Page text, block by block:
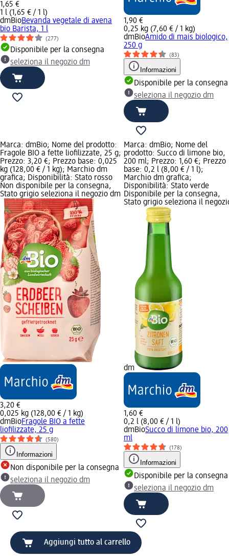
1,65 €
1 l (1,65 € / 1 l)
dmBioBevanda vegetale di avena
bio Barista, 1 l
(277)
Disponibile per la consegna
seleziona il negozio dm
1,90 €
0,25 kg (7,60 € / 1 kg)
dmBioAmido di mais biologico,
250 g
(83)
Informazioni
Disponibile per la consegna
seleziona il negozio dm
Marca: dmBio; Nome del prodotto:
Fragole BIO a fette liofilizzate, 25 g;
Prezzo: 3,20 €; Prezzo base: 0,025
kg (128,00 € / 1 kg); Marchio dm
grafica; Disponibilità: Stato rosso
Non disponibile per la consegna,
Stato grigio seleziona il negozio dm
3,20 €
0,025 kg (128,00 € / 1 kg)
dmBioFragole BIO a fette
liofilizzate, 25 g
(580)
Informazioni
Non disponibile per la consegna
seleziona il negozio dm
Marca: dmBio; Nome del
prodotto: Succo di limone bio,
200 ml; Prezzo: 1,60 €; Prezzo
base: 0,2 l (8,00 € / 1 l);
Marchio dm grafica;
Disponibilità: Stato verde
Disponibile per la consegna,
Stato grigio seleziona il
dm
1,60 €
0,2 l (8,00 € / 1 l)
dmBioSucco di limone bio, 200
ml
(178)
Informazioni
Disponibile per la consegna
seleziona il negozio dm
Aggiungi tutto al carrello